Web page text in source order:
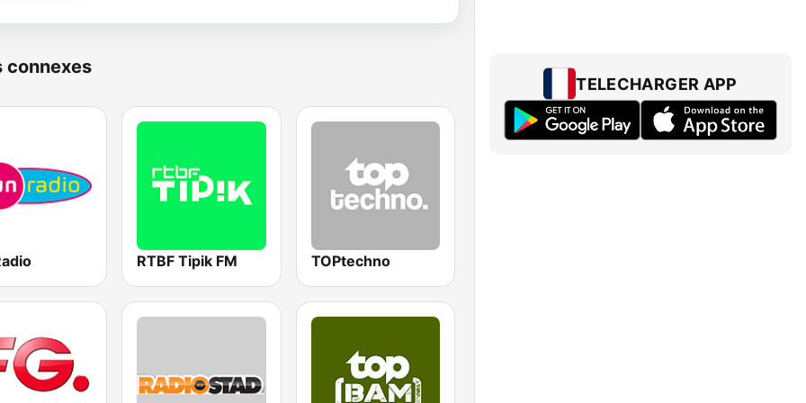
connexes
RTBF Tipik FM TOPtechno
TELECHARGER APP